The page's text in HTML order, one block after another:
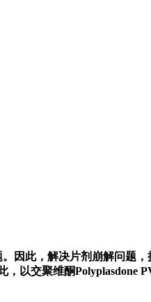
因此，解决片剂崩解问题
以交聚维酮Polyplasdone